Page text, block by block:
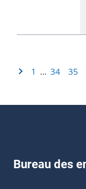
1 … 34 35
Bureau des